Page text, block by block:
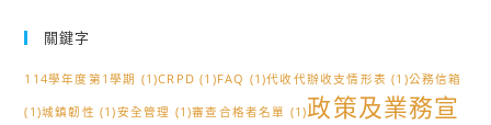
關鍵字
114學年度第1學期 (1)CRPD (1)FAQ (1)代收代辦收支情形表 (1)公務信箱
(1)城鎮韌性 (1)安全管理 (1)審查合格者名單 (1)政策及業務宣